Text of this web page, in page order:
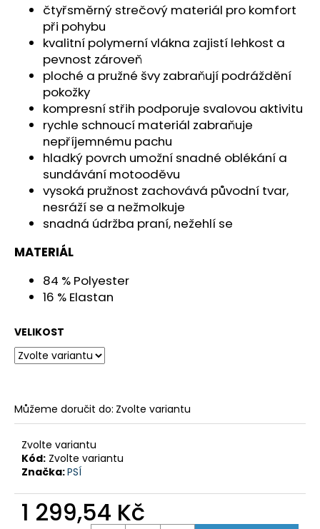
čtyřsměrný strečový materiál pro komfort
při pohybu
kvalitní polymerní vlákna zajistí lehkost a
pevnost zároveň
ploché a pružné švy zabraňují podráždění
pokožky
kompresní střih podporuje svalovou aktivitu
rychle schnoucí materiál zabraňuje
nepříjemnému pachu
hladký povrch umožní snadné oblékání a
sundávání motooděvu
vysoká pružnost zachovává původní tvar,
nesráží se a nežmolkuje
snadná údržba praní, nežehlí se
MATERIÁL
84 % Polyester
16 % Elastan
VELIKOST
Můžeme doručit do: Zvolte variantu
Zvolte variantu
Kód: Zvolte variantu
Značka:PSÍ
1 299,54 Kč
STROM
800DE
259